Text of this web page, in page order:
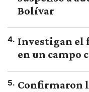
Bolívar
4. Investigan el
en un campo
5. Confirmaron